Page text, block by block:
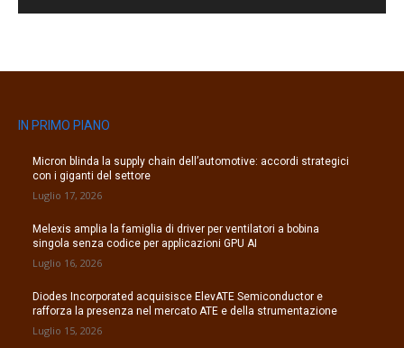
IN PRIMO PIANO
Micron blinda la supply chain dell’automotive: accordi strategici
con i giganti del settore
Luglio 17, 2026
Melexis amplia la famiglia di driver per ventilatori a bobina
singola senza codice per applicazioni GPU AI
Luglio 16, 2026
Diodes Incorporated acquisisce ElevATE Semiconductor e
rafforza la presenza nel mercato ATE e della strumentazione
Luglio 15, 2026